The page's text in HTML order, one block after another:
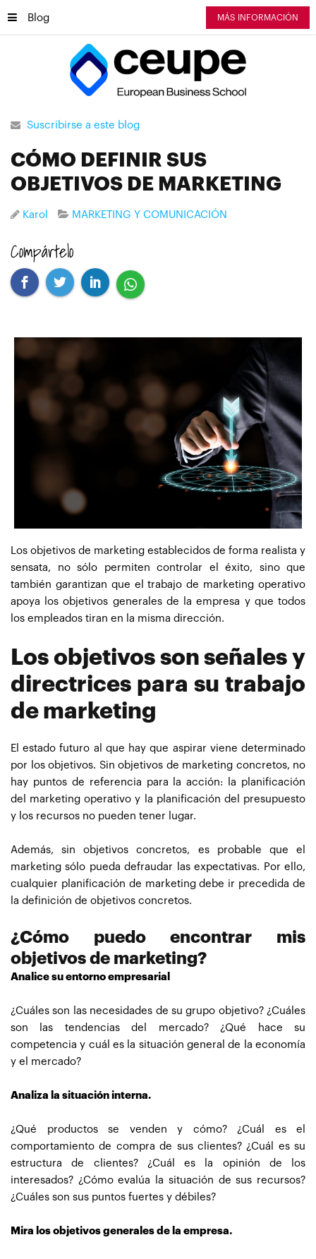
Blog MÁS INFORMACIÓN
Suscribirse a este blog
CÓMO DEFINIR SUS
OBJETIVOS DE MARKETING
Karol MARKETING Y COMUNICACIÓN
Compártelo
Los objetivos de marketing establecidos de forma realista y
sensata, no sólo permiten controlar el éxito, sino que
también garantizan que el trabajo de marketing operativo
apoya los objetivos generales de la empresa y que todos
los empleados tiran en la misma dirección.
Los objetivos son señales y
directrices para su trabajo
de marketing
El estado futuro al que hay que aspirar viene determinado
por los objetivos. Sin objetivos de marketing concretos, no
hay puntos de referencia para la acción: la planificación
del marketing operativo y la planificación del presupuesto
y los recursos no pueden tener lugar.
Además, sin objetivos concretos, es probable que el
marketing sólo pueda defraudar las expectativas. Por ello,
cualquier planificación de marketing debe ir precedida de
la definición de objetivos concretos.
¿Cómo puedo encontrar mis
objetivos de marketing?
Analice su entorno empresarial
¿Cuáles son las necesidades de su grupo objetivo? ¿Cuáles
son las tendencias del mercado? ¿Qué hace su
competencia y cuál es la situación general de la economía
y el mercado?
Analiza la situación interna.
¿Qué productos se venden y cómo? ¿Cuál es el
comportamiento de compra de sus clientes? ¿Cuál es su
estructura de clientes? ¿Cuál es la opinión de los
interesados? ¿Cómo evalúa la situación de sus recursos?
¿Cuáles son sus puntos fuertes y débiles?
Mira los objetivos generales de la empresa.